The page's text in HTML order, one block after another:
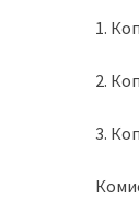
1.
2.
3.